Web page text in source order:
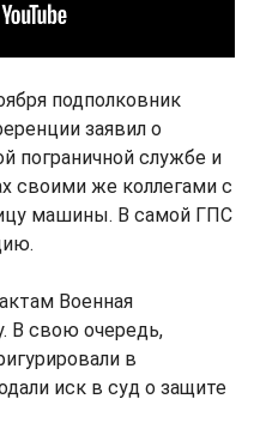
подполковник
заявил о
пограничной службе и
своими же коллегами с
машины. В самой ГПС
Военная
В свою очередь,
в
иск в суд о защите